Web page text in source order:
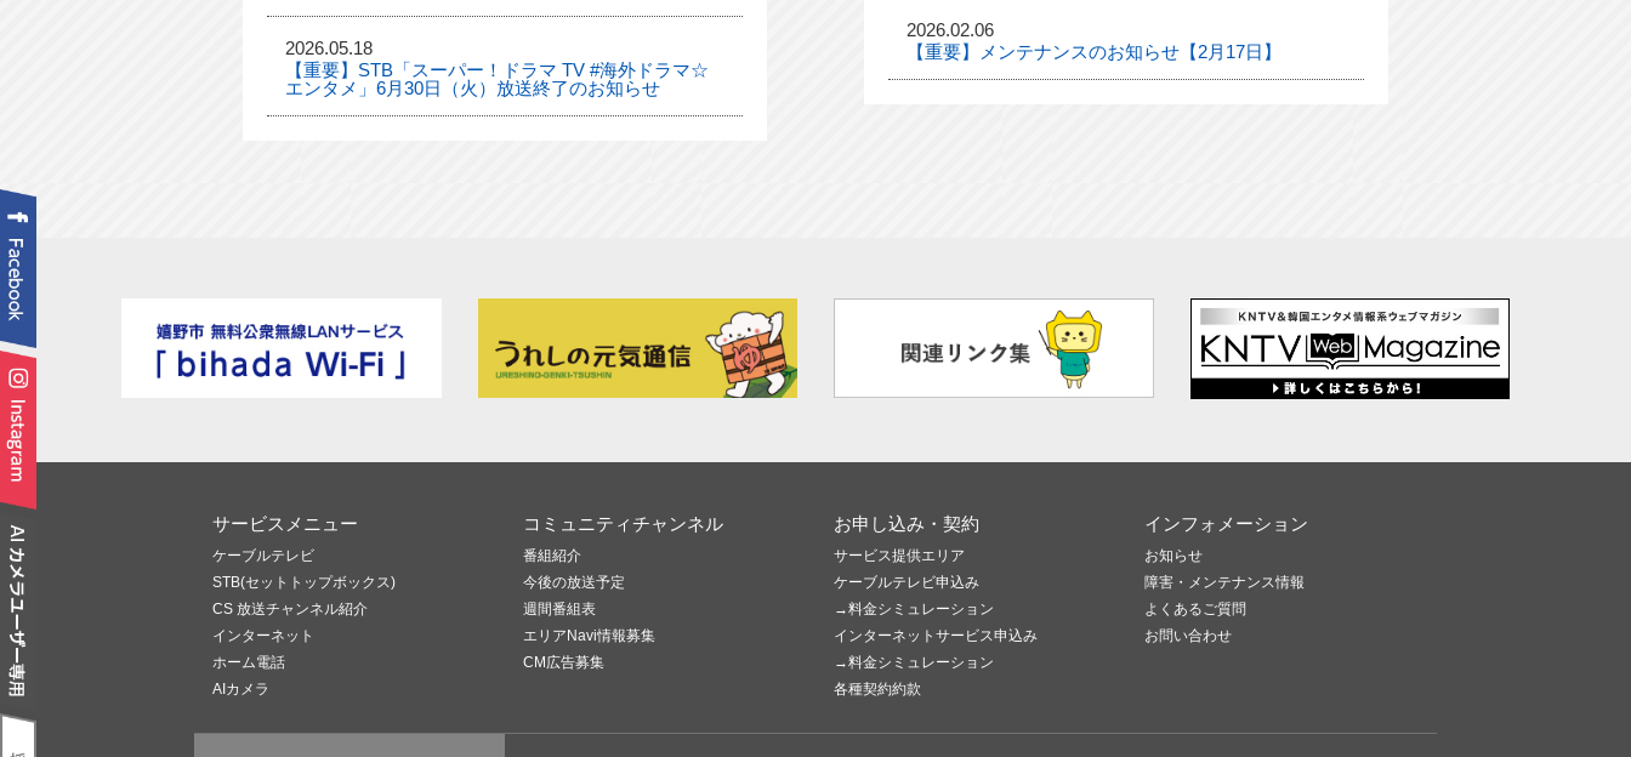
2026.05.18
【重要】STB「スーパー！ドラマ TV #海外ドラマ☆
エンタメ」6月30日（火）放送終了のお知らせ
2026.02.06
【重要】メンテナンスのお知らせ【2月17日】
サービスメニュー
ケーブルテレビ
STB(セットトップボックス)
CS 放送チャンネル紹介
インターネット
ホーム電話
AIカメラ
コミュニティチャンネル
番組紹介
今後の放送予定
週間番組表
エリアNavi情報募集
CM広告募集
お申し込み・契約
サービス提供エリア
ケーブルテレビ申込み
→料金シミュレーション
インターネットサービス申込み
→料金シミュレーション
各種契約約款
インフォメーション
お知らせ
障害・メンテナンス情報
よくあるご質問
お問い合わせ